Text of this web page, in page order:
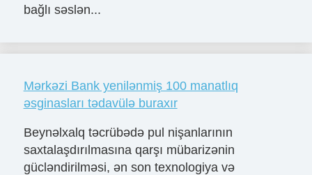
bağlı səslən...
Mərkəzi Bank yenilənmiş 100 manatlıq
əsginasları tədavülə buraxır
Beynəlxalq təcrübədə pul nişanlarının
saxtalaşdırılmasına qarşı mübarizənin
gücləndirilməsi, ən son texnologiya və